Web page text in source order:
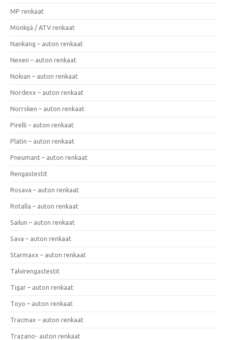
MP renkaat
Mönkijä / ATV renkaat
Nankang – auton renkaat
Nexen – auton renkaat
Nokian – auton renkaat
Nordexx – auton renkaat
Norrsken – auton renkaat
Pirelli – auton renkaat
Platin – auton renkaat
Pneumant – auton renkaat
Rengastestit
Rosava – auton renkaat
Rotalla – auton renkaat
Sailun – auton renkaat
Sava – auton renkaat
Starmaxx – auton renkaat
Talvirengastestit
Tigar – auton renkaat
Toyo – auton renkaat
Tracmax – auton renkaat
Trazano- auton renkaat